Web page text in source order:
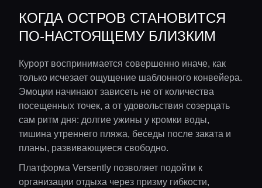
КОГДА ОСТРОВ СТАНОВИТСЯ
ПО-НАСТОЯЩЕМУ БЛИЗКИМ
Курорт воспринимается совершенно иначе, как
только исчезает ощущение шаблонного конвейера.
Эмоции начинают зависеть не от количества
посещенных точек, а от удовольствия созерцать
сам ритм дня: долгие ужины у кромки воды,
тишина утреннего пляжа, беседы после заката и
планы, развивающиеся свободно.
Платформа Versently позволяет подойти к
организации отдыха через призму гибкости,